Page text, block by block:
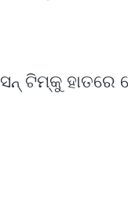
ଟିମ୍କୁ ହାତରେ